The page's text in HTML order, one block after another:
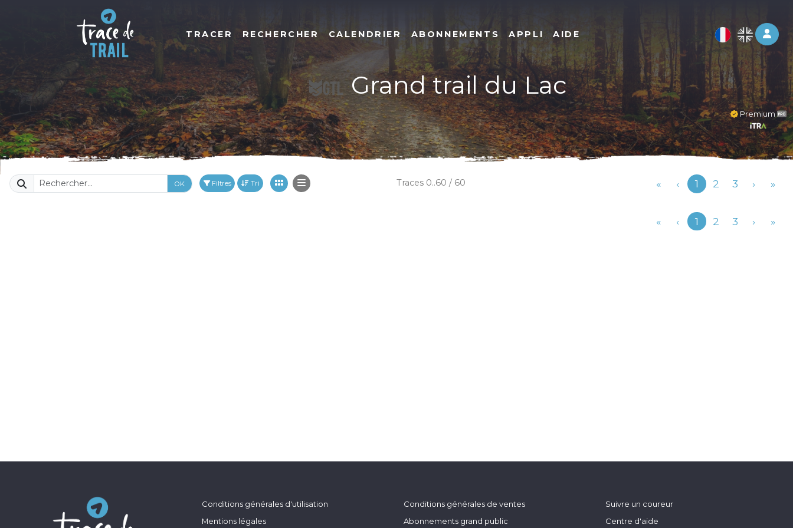
Log
TRACER RECHERCHER CALENDRIER ABONNEMENTS APPLI AIDE
Grand trail du Lac
Premium
OK Filtres Tri Traces 0..60 / 60 « ‹Précédent
1 2 3 › »
« ‹Précédent
1 2 3 › »
Conditions générales d'utilisation
Mentions légales
Conditions générales de ventes
Abonnements grand public
Suivre un coureur
Centre d'aide